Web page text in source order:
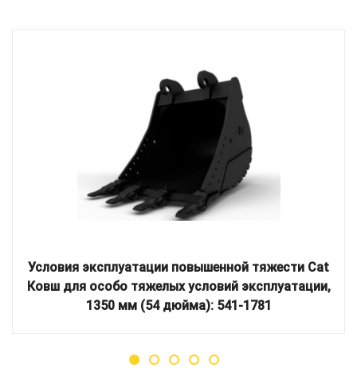
Условия эксплуатации повышенной тяжести Cat
Ковш для особо тяжелых условий эксплуатации,
1350 мм (54 дюйма): 541-1781